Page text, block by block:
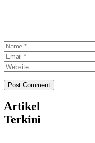
Name
Artikel
Terkini